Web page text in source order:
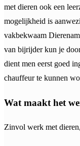
met dieren ook een
mogelijkheid is
vakbekwaam
van bijrijder kun je
dient men eerst goed
chauffeur te kunnen
Wat maakt het
Zinvol werk met